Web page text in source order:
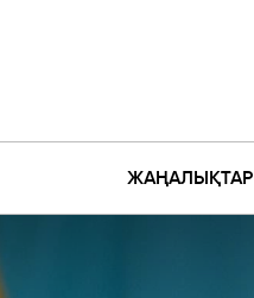
ЖАҢАЛЫҚТАР